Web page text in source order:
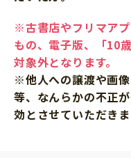
※古書店やフリマア
もの、電子版、「10
対象外となります。
※他人への譲渡や画
等、なんらかの不正
効とさせていただきま